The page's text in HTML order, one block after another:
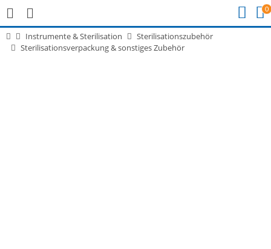
0
Instrumente & Sterilisation
Sterilisationszubehör
Sterilisationsverpackung & sonstiges Zubehör